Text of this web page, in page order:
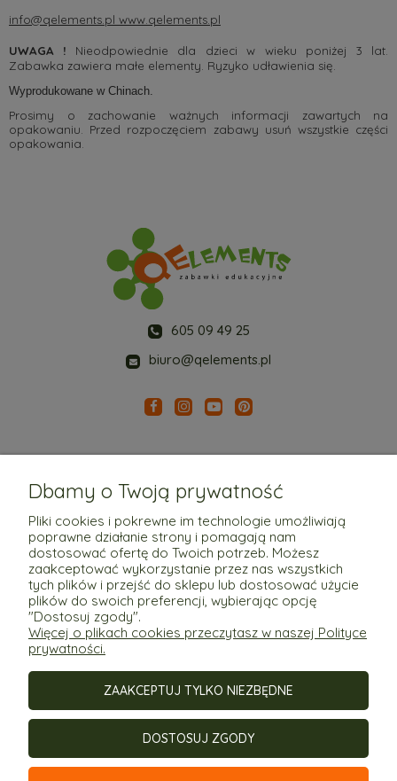
info@qelements.pl www.qelements.pl
UWAGA ! Nieodpowiednie dla dzieci w wieku poniżej 3 lat.
Zabawka zawiera małe elementy. Ryzyko udławienia się.
Wyprodukowane w Chinach.
Prosimy o zachowanie ważnych informacji zawartych na
opakowaniu. Przed rozpoczęciem zabawy usuń wszystkie części
opakowania.
Pomoc
Moje konto
Płatności i dostawa
Informacje
O nas
605 09 49 25
biuro@qelements.pl
Dbamy o Twoją prywatność
Pliki cookies i pokrewne im technologie umożliwiają
poprawne działanie strony i pomagają nam
dostosować ofertę do Twoich potrzeb. Możesz
zaakceptować wykorzystanie przez nas wszystkich
tych plików i przejść do sklepu lub dostosować użycie
plików do swoich preferencji, wybierając opcję
"Dostosuj zgody".
Więcej o plikach cookies przeczytasz w naszej Polityce
prywatności.
ZAAKCEPTUJ TYLKO NIEZBĘDNE
DOSTOSUJ ZGODY